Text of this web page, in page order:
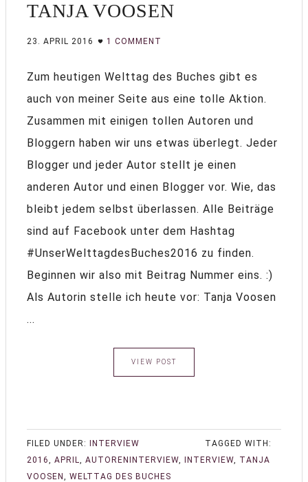
TANJA VOOSEN
23. APRIL 2016 1 COMMENT
Zum heutigen Welttag des Buches gibt es
auch von meiner Seite aus eine tolle Aktion.
Zusammen mit einigen tollen Autoren und
Bloggern haben wir uns etwas überlegt. Jeder
Blogger und jeder Autor stellt je einen
anderen Autor und einen Blogger vor. Wie, das
bleibt jedem selbst überlassen. Alle Beiträge
sind auf Facebook unter dem Hashtag
#UnserWelttagdesBuches2016 zu finden.
Beginnen wir also mit Beitrag Nummer eins. :)
Als Autorin stelle ich heute vor: Tanja Voosen
...
VIEW POST
FILED UNDER: INTERVIEW
TAGGED WITH:
2016
APRIL AUTORENINTERVIEW INTERVIEW
TANJA
VOOSEN
WELTTAG DES BUCHES